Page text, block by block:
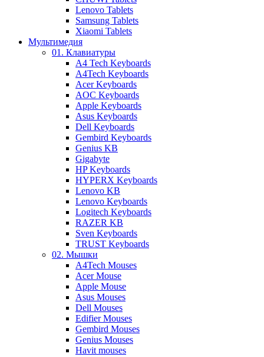
Lenovo Tablets
Samsung Tablets
Xiaomi Tablets
Мультимедия
01. Клавиатуры
A4 Tech Keyboards
A4Tech Keyboards
Acer Keyboards
AOC Keyboards
Apple Keyboards
Asus Keyboards
Dell Keyboards
Gembird Keyboards
Genius KB
Gigabyte
HP Keyboards
HYPERX Keyboards
Lenovo KB
Lenovo Keyboards
Logitech Keyboards
RAZER KB
Sven Keyboards
TRUST Keyboards
02. Мышки
A4Tech Mouses
Acer Mouse
Apple Mouse
Asus Mouses
Dell Mouses
Edifier Mouses
Gembird Mouses
Genius Mouses
Havit mouses